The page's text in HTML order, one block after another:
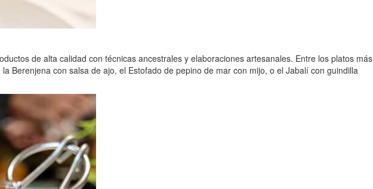
de alta calidad con técnicas ancestrales y elaboraciones artesanales. Entre los platos más
Berenjena con salsa de ajo, el Estofado de pepino de mar con mijo, o el Jabalí con guindilla